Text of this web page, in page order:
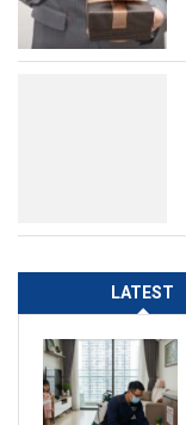
LATEST